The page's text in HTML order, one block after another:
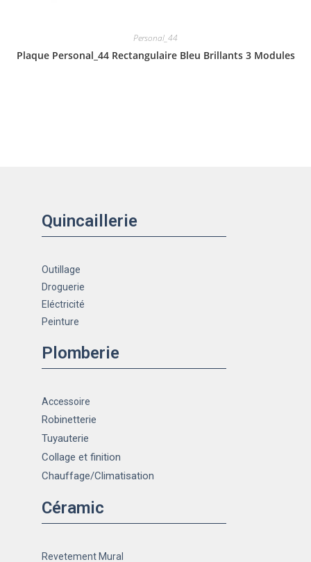
Personal_44
Plaque Personal_44 Rectangulaire Bleu Brillants 3 Modules
Quincaillerie
Outillage
Droguerie
Eléctricité
Peinture
Plomberie
Accessoire
Robinetterie
Tuyauterie
Collage et finition
Chauffage/Climatisation
Céramic
Revetement Mural